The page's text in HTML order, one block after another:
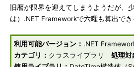
旧暦が限界を迎えてしまうようだが、
は）.NET Frameworkで六曜も算出でき
利用可能バージョン： .NET
カテゴリ： クラスライブラリ 処理対